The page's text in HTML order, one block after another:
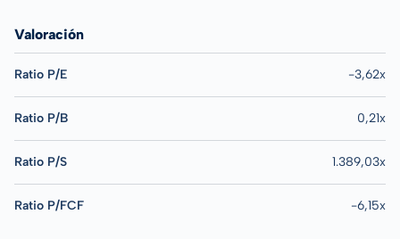
Valoración
Ratio P/E -3,62x
Ratio P/B 0,21x
Ratio P/S 1.389,03x
Ratio P/FCF -6,15x